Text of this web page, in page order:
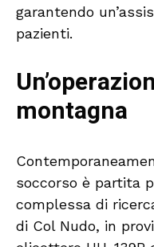
garantendo
pazienti.
montagna
soccorso è partita
complessa di
di Col Nudo, in